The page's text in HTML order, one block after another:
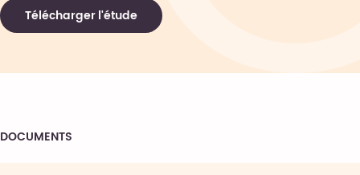
Télécharger l'étude
DOCUMENTS